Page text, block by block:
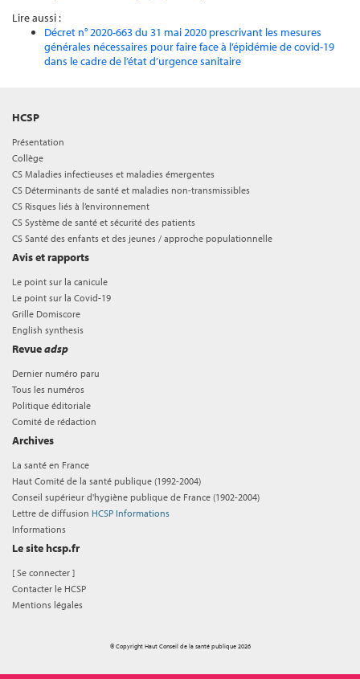
Lire aussi :
Décret n° 2020-663 du 31 mai 2020 prescrivant les mesures
générales nécessaires pour faire face à l’épidémie de covid-19
dans le cadre de l’état d’urgence sanitaire
HCSP
Présentation
Collège
CS Maladies infectieuses et maladies émergentes
CS Déterminants de santé et maladies non-transmissibles
CS Risques liés à l’environnement
CS Système de santé et sécurité des patients
CS Santé des enfants et des jeunes / approche populationnelle
Avis et rapports
Le point sur la canicule
Le point sur la Covid-19
Grille Domiscore
English synthesis
Revueadsp
Dernier numéro paru
Tous les numéros
Politique éditoriale
Comité de rédaction
Archives
La santé en France
Haut Comité de la santé publique (1992-2004)
Conseil supérieur d'hygiène publique de France (1902-2004)
Lettre de diffusion HCSP Informations
Informations
Le site hcsp.fr
[Se connecter ]
Contacter le HCSP
Mentions légales
© Copyright Haut Conseil de la santé publique 2026